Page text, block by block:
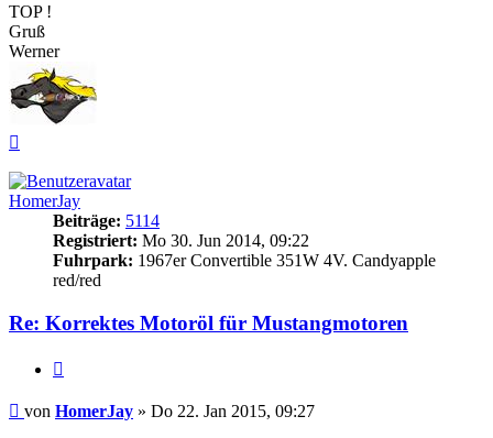
TOP !
Gruß
Werner
HomerJay
Beiträge: 5114
Registriert: Mo 30. Jun 2014, 09:22
Fuhrpark: 1967er Convertible 351W 4V. Candyapple
red/red
Re: Korrektes Motoröl für Mustangmotoren
Beitrag
von HomerJay » Do 22. Jan 2015, 09:27